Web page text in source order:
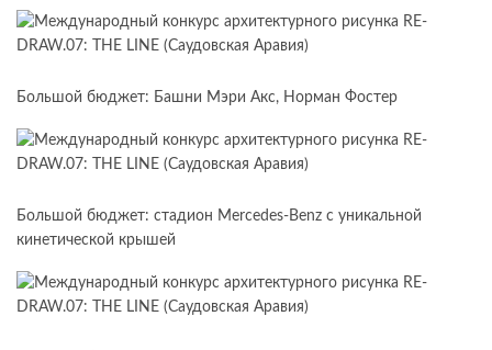
Большой бюджет: Башни Мэри Акс, Норман Фостер
Большой бюджет: стадион Mercedes-Benz с уникальной
кинетической крышей